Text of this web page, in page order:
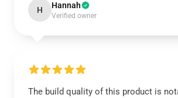
H Hannah
Verified owner
The build quality of this product is